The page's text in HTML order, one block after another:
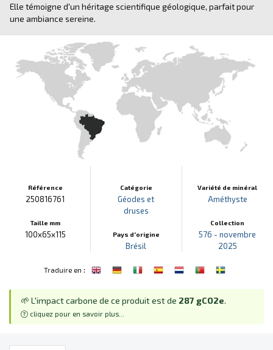
Elle témoigne d'un héritage scientifique géologique, parfait pour
une ambiance sereine.
Référence
250816761
Taille mm
100x65x115
Catégorie
Géodes et
druses
Pays d'origine
Brésil
Variété de minéral
Améthyste
Collection
576 - novembre
2025
Traduire en :
🌱 L'impact carbone de ce produit est de 287 gCO2e.
cliquez pour en savoir plus...